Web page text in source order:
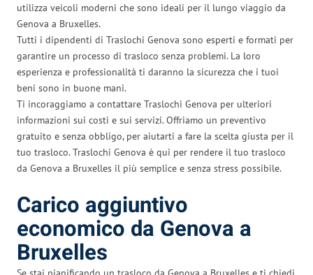
utilizza veicoli moderni che sono ideali per il lungo viaggio da
Genova a Bruxelles.
Tutti i dipendenti di Traslochi Genova sono esperti e formati per
garantire un processo di trasloco senza problemi. La loro
esperienza e professionalità ti daranno la sicurezza che i tuoi
beni sono in buone mani.
Ti incoraggiamo a contattare Traslochi Genova per ulteriori
informazioni sui costi e sui servizi. Offriamo un preventivo
gratuito e senza obbligo, per aiutarti a fare la scelta giusta per il
tuo trasloco. Traslochi Genova è qui per rendere il tuo trasloco
da Genova a Bruxelles il più semplice e senza stress possibile.
Carico aggiuntivo
economico da Genova a
Bruxelles